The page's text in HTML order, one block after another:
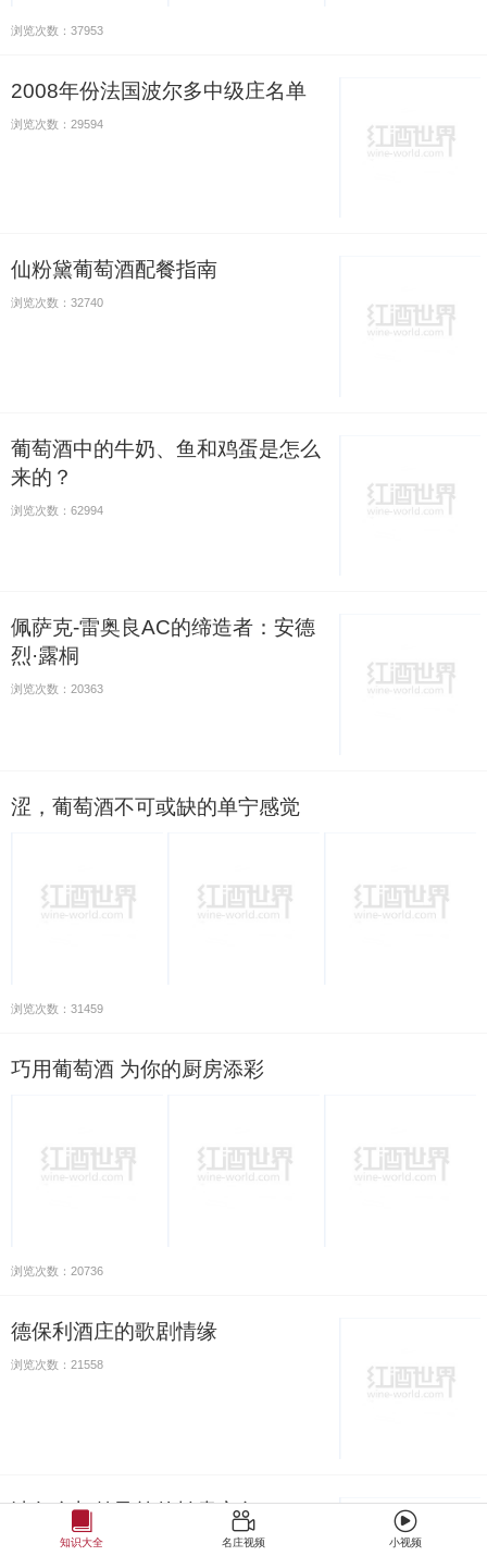
浏览次数：37953
2008年份法国波尔多中级庄名单
浏览次数：29594
仙粉黛葡萄酒配餐指南
浏览次数：32740
葡萄酒中的牛奶、鱼和鸡蛋是怎么
来的？
浏览次数：62994
佩萨克-雷奥良AC的缔造者：安德
烈·露桐
浏览次数：20363
涩，葡萄酒不可或缺的单宁感觉
浏览次数：31459
巧用葡萄酒 为你的厨房添彩
浏览次数：20736
德保利酒庄的歌剧情缘
浏览次数：21558
波尔多与勃艮第的拍卖之争
浏览次数：21826
知识大全 名庄视频 小视频